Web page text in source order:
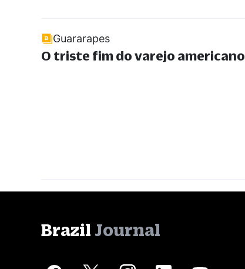
Guararapes
O triste fim do varejo americano
Brazil Journal